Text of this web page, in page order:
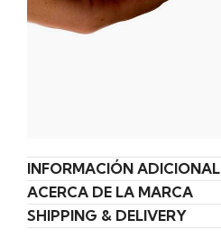
INFORMACIÓN ADICIONAL
ACERCA DE LA MARCA
SHIPPING & DELIVERY